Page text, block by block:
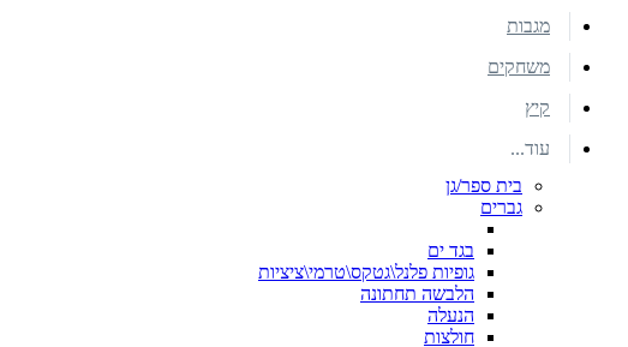
מגבות
משחקים
קיץ
עוד...
בית ספר/גן
גברים
בגד ים
גופיות פלנל\גטקס\טרמי\ציציות
הלבשה תחתונה
הנעלה
חולצות